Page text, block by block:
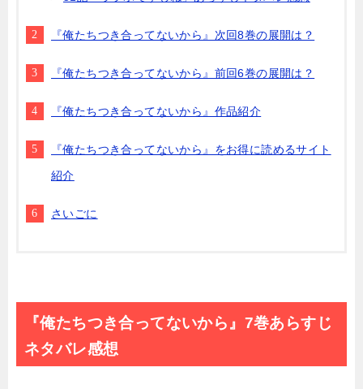
『俺たちつき合ってないから』次回8巻の展開は？
『俺たちつき合ってないから』前回6巻の展開は？
『俺たちつき合ってないから』作品紹介
『俺たちつき合ってないから』をお得に読めるサイト
紹介
さいごに
『俺たちつき合ってないから』7巻あらすじ
ネタバレ感想